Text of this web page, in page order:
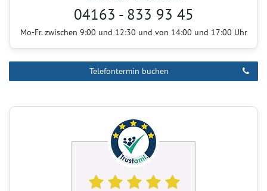
04163 - 833 93 45
Mo-Fr. zwischen 9:00 und 12:30 und von 14:00 und 17:00 Uhr
Telefontermin buchen